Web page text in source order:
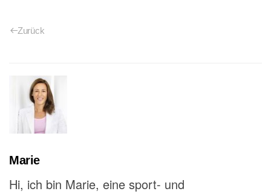
Zurück
Marie
Hi, ich bin Marie, eine sport- und